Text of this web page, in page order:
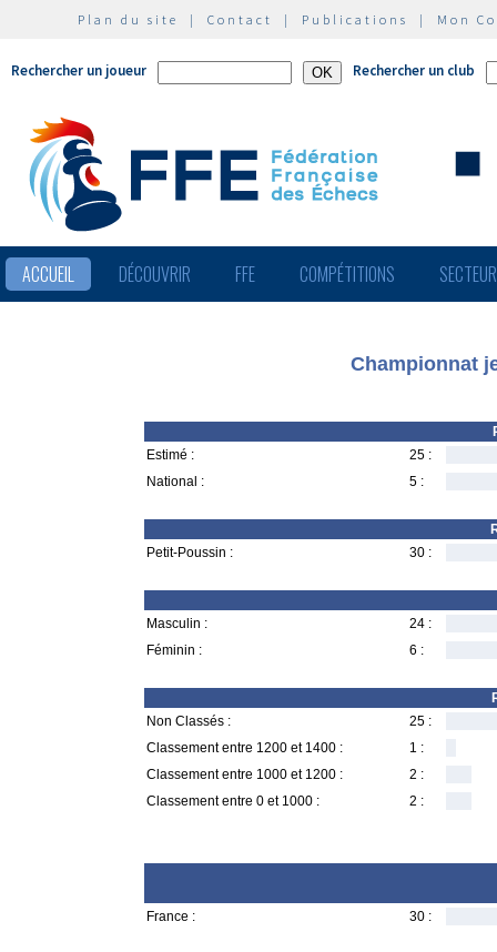
Plan du site | Contact | Publications | Mon
Rechercher un joueur Rechercher un club
ACCUEIL DÉCOUVRIR FFE COMPÉTITIONS
Championnat
Estimé :
25 :
National :
5 :
Petit-Poussin :
30 :
Masculin :
24 :
Féminin :
6 :
Non Classés :
25 :
Classement entre 1200 et 1400 :
1 :
Classement entre 1000 et 1200 :
2 :
Classement entre 0 et 1000 :
2 :
France : 30 :